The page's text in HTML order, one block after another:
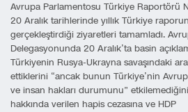
Avrupa Parlamentosu Türkiye Raportörü
20 Aralık tarihlerinde yıllık Türkiye
gerçekleştirdiği ziyaretleri tamamladı.
Delegasyonunda 20 Aralık’ta basin
Türkiyenin Rusya-Ukrayna savaşındaki
ettiklerini “ancak bunun Türkiye’nin
ve insan hakları durumunu”
hakkında verilen hapis cezasına ve HDP